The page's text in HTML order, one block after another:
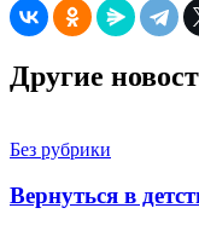
Другие
Без рубрики
Вернуться в